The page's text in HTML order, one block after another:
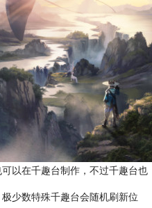
以在千趣台制作，不过千趣台也
少数特殊千趣台会随机刷新位